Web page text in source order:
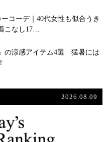
コーデ｜40代女性も似合うき
こなし17…
の涼感アイテム4選 猛暑には
2026.08.09